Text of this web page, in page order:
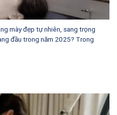
mày đẹp tự nhiên, sang trọng
đầu trong năm 2025? Trong